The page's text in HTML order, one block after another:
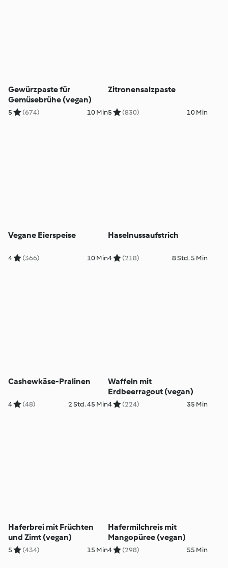
Gewürzpaste für
Gemüsebrühe (vegan)
5 (674) 10 Min
Zitronensalzpaste
5 (830) 10 Min
Vegane Eierspeise
4 (366) 10 Min
Haselnussaufstrich
4 (218) 8 Std. 5 Min
Cashewkäse-Pralinen
4 (48) 2 Std. 45 Min
Waffeln mit
Erdbeerragout (vegan)
4 (224) 35 Min
Haferbrei mit Früchten
und Zimt (vegan)
5 (434) 15 Min
Hafermilchreis mit
Mangopüree (vegan)
4 (298) 55 Min